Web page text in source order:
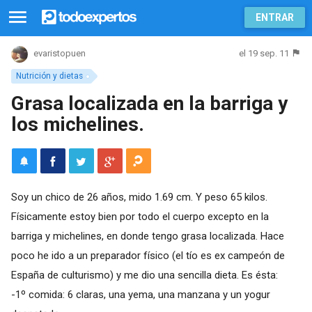
ENTRAR
Nutrición y dietas
evaristopuen el 19 sep. 11
Grasa localizada en la barriga y
los michelines.
Soy un chico de 26 años, mido 1.69 cm. Y peso 65 kilos.
Físicamente estoy bien por todo el cuerpo excepto en la
barriga y michelines, en donde tengo grasa localizada. Hace
poco he ido a un preparador físico (el tío es ex campeón de
España de culturismo) y me dio una sencilla dieta. Es ésta:
-1º comida: 6 claras, una yema, una manzana y un yogur